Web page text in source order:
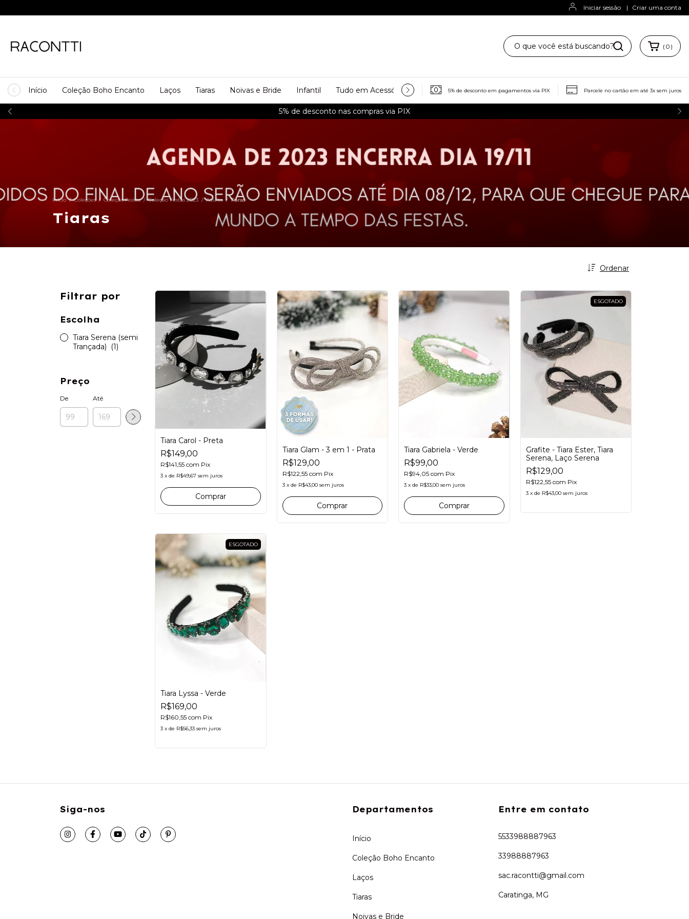
Iniciar sessão | Criar uma conta
Acessórios disponíveis a Pronta
( 0 )
Início Coleção Boho Encanto Laços Tiaras Noivas e Bride Infantil Tudo em Acessórios Personalize para mim Trocas e Devoluções
5% de desconto em pagamentos via PIX Parcele no cartão em até 3x sem juros
Início / Coleções / Coleção Festas / Coleção Festas 2023 / Adulto / Tiaras
Tiaras
Ordenar
Filtrar por
Escolha
Tiara Serena (semi
Trançada)
(1)
Preço
De Até
Tiara Carol - Preta
R$149,00
R$141,55 com Pix
3 x de R$49,67 sem juros
Tiara Glam - 3 em 1 - Prata
R$129,00
R$122,55 com Pix
3 x de R$43,00 sem juros
Tiara Gabriela - Verde
R$99,00
R$94,05 com Pix
3 x de R$33,00 sem juros
ESGOTADO
Grafite - Tiara Ester, Tiara
Serena, Laço Serena
R$129,00
R$122,55 com Pix
3 x de R$43,00 sem juros
ESGOTADO
Tiara Lyssa - Verde
R$169,00
R$160,55 com Pix
3 x de R$56,33 sem juros
Siga-nos Departamentos
Início
Coleção Boho Encanto
Laços
Tiaras
Noivas e Bride
Entre em contato
5533988887963
33988887963
sac.racontti@gmail.com
Caratinga, MG